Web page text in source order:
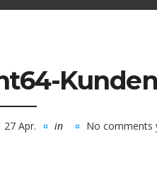
Kunden
27 Apr. in
No comments